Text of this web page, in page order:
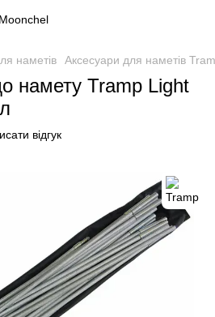
наметів Аксесуари для наметів
намету Tramp Light
відгук